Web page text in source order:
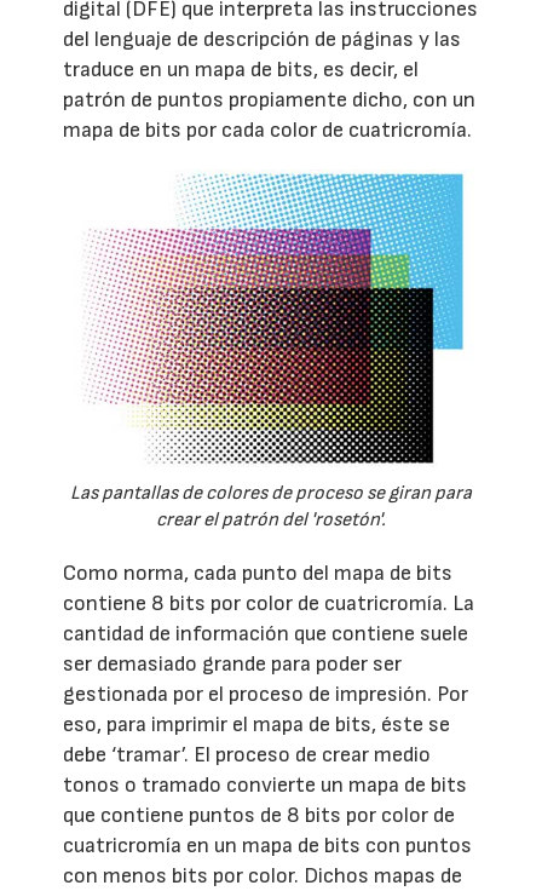
digital (DFE) que interpreta las instrucciones
del lenguaje de descripción de páginas y las
traduce en un mapa de bits, es decir, el
patrón de puntos propiamente dicho, con un
mapa de bits por cada color de cuatricromía.
Las pantallas de colores de proceso se giran para
crear el patrón del 'rosetón'.
Como norma, cada punto del mapa de bits
contiene 8 bits por color de cuatricromía. La
cantidad de información que contiene suele
ser demasiado grande para poder ser
gestionada por el proceso de impresión. Por
eso, para imprimir el mapa de bits, éste se
debe ‘tramar’. El proceso de crear medio
tonos o tramado convierte un mapa de bits
que contiene puntos de 8 bits por color de
cuatricromía en un mapa de bits con puntos
con menos bits por color. Dichos mapas de